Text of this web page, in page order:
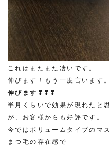
これはまたまた凄いです。
伸びます！もう一度言います。
伸びます❣❣❣
半月くらいで効果が現れたと
が、お客様からも好評です。
今ではボリュームタイプのマ
まつ毛の存在感で